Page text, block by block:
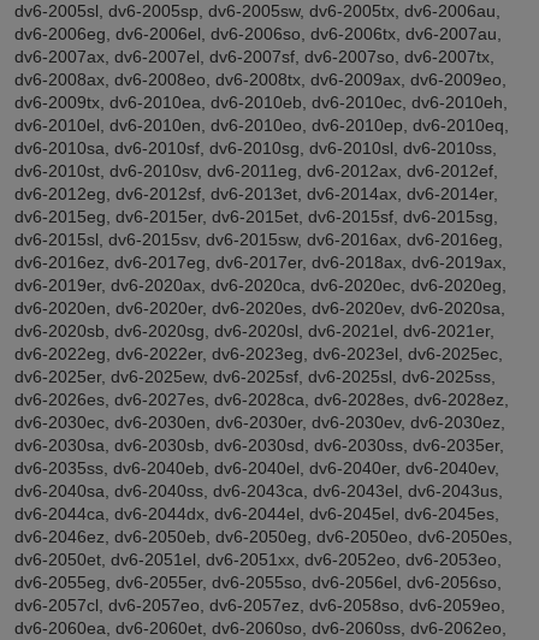
dv6-2005sl, dv6-2005sp, dv6-2005sw, dv6-2005tx, dv6-2006au,
dv6-2006eg, dv6-2006el, dv6-2006so, dv6-2006tx, dv6-2007au,
dv6-2007ax, dv6-2007el, dv6-2007sf, dv6-2007so, dv6-2007tx,
dv6-2008ax, dv6-2008eo, dv6-2008tx, dv6-2009ax, dv6-2009eo,
dv6-2009tx, dv6-2010ea, dv6-2010eb, dv6-2010ec, dv6-2010eh,
dv6-2010el, dv6-2010en, dv6-2010eo, dv6-2010ep, dv6-2010eq,
dv6-2010sa, dv6-2010sf, dv6-2010sg, dv6-2010sl, dv6-2010ss,
dv6-2010st, dv6-2010sv, dv6-2011eg, dv6-2012ax, dv6-2012ef,
dv6-2012eg, dv6-2012sf, dv6-2013et, dv6-2014ax, dv6-2014er,
dv6-2015eg, dv6-2015er, dv6-2015et, dv6-2015sf, dv6-2015sg,
dv6-2015sl, dv6-2015sv, dv6-2015sw, dv6-2016ax, dv6-2016eg,
dv6-2016ez, dv6-2017eg, dv6-2017er, dv6-2018ax, dv6-2019ax,
dv6-2019er, dv6-2020ax, dv6-2020ca, dv6-2020ec, dv6-2020eg,
dv6-2020en, dv6-2020er, dv6-2020es, dv6-2020ev, dv6-2020sa,
dv6-2020sb, dv6-2020sg, dv6-2020sl, dv6-2021el, dv6-2021er,
dv6-2022eg, dv6-2022er, dv6-2023eg, dv6-2023el, dv6-2025ec,
dv6-2025er, dv6-2025ew, dv6-2025sf, dv6-2025sl, dv6-2025ss,
dv6-2026es, dv6-2027es, dv6-2028ca, dv6-2028es, dv6-2028ez,
dv6-2030ec, dv6-2030en, dv6-2030er, dv6-2030ev, dv6-2030ez,
dv6-2030sa, dv6-2030sb, dv6-2030sd, dv6-2030ss, dv6-2035er,
dv6-2035ss, dv6-2040eb, dv6-2040el, dv6-2040er, dv6-2040ev,
dv6-2040sa, dv6-2040ss, dv6-2043ca, dv6-2043el, dv6-2043us,
dv6-2044ca, dv6-2044dx, dv6-2044el, dv6-2045el, dv6-2045es,
dv6-2046ez, dv6-2050eb, dv6-2050eg, dv6-2050eo, dv6-2050es,
dv6-2050et, dv6-2051el, dv6-2051xx, dv6-2052eo, dv6-2053eo,
dv6-2055eg, dv6-2055er, dv6-2055so, dv6-2056el, dv6-2056so,
dv6-2057cl, dv6-2057eo, dv6-2057ez, dv6-2058so, dv6-2059eo,
dv6-2060ea, dv6-2060et, dv6-2060so, dv6-2060ss, dv6-2062eo,